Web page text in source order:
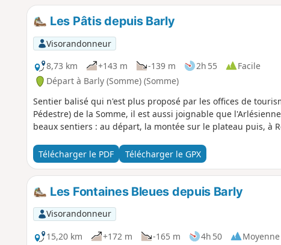
Les Pâtis depuis Barly
Visorandonneur
8,73 km
+143 m -139 m 2h 55
Facile
Départ à Barly (Somme) (Somme)
Sentier balisé qui n'est plus proposé par les offices de
Pédestre) de la Somme, il est aussi joignable que
beaux sentiers : au départ, la montée sur le plateau puis, à
Télécharger le PDF Télécharger le GPX
Les Fontaines Bleues depuis Barly
Visorandonneur
15,20 km
+172 m -165 m 4h 50
Moyenne